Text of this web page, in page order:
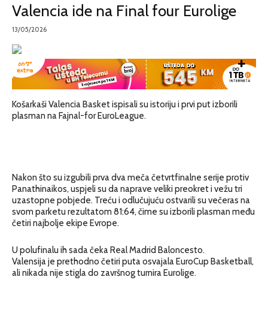
Valencia ide na Final four Eurolige
13/05/2026
Košarkaši Valencia Basket ispisali su istoriju i prvi put izborili
plasman na Fajnal-for EuroLeague.
Nakon što su izgubili prva dva meča četvrtfinalne serije protiv
Panathinaikos, uspjeli su da naprave veliki preokret i vežu tri
uzastopne pobjede. Treću i odlučujuću ostvarili su večeras na
svom parketu rezultatom 81:64, čime su izborili plasman među
četiri najbolje ekipe Evrope.
U polufinalu ih sada čeka Real Madrid Baloncesto.
Valensija je prethodno četiri puta osvajala EuroCup Basketball,
ali nikada nije stigla do završnog turnira Eurolige.